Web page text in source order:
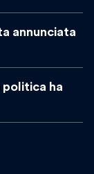
annunciata
politica ha